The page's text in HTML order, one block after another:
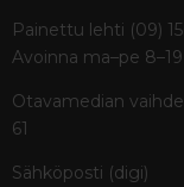
Painettu lehti (09)
Avoinna ma–pe 8–19
Otavamedian
61
Sähköposti (digi)